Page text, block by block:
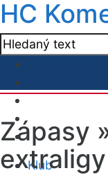
HC
Klub
Zápasy
extraligy